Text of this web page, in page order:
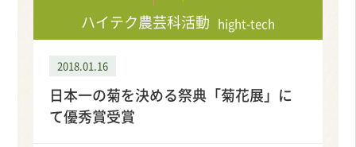
ハイテク農芸科活動 hight-tech
2018.01.16
日本一の菊を決める祭典「菊花展」に
て優秀賞受賞